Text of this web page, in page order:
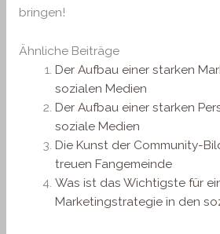
bringen!
Ähnliche Beiträge
Der Aufbau einer starken
sozialen Medien
Der Aufbau einer starken
soziale Medien
Die Kunst der Community-
treuen Fangemeinde
Was ist das Wichtigste für
Marketingstrategie in den